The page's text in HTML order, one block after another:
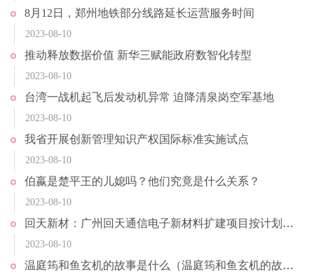
8月12日，郑州地铁部分线路延长运营服务时间
2023-08-10
推动释放数据价值 新华三赋能政府数智化转型
2023-08-10
台湾一战机起飞后发动机异常 迫降清泉岗空军基地
2023-08-10
我省开展创新管理知识产权国际标准实施试点
2023-08-10
伯嬴是楚平王的儿媳吗？他们究竟是什么关系？
2023-08-10
回天新材：广州回天通信电子新材料扩建项目按计划推进中 目前正在进行设备安装调试及试产工作
2023-08-10
温庭筠和鱼玄机的故事是什么（温庭筠和鱼玄机的故事）